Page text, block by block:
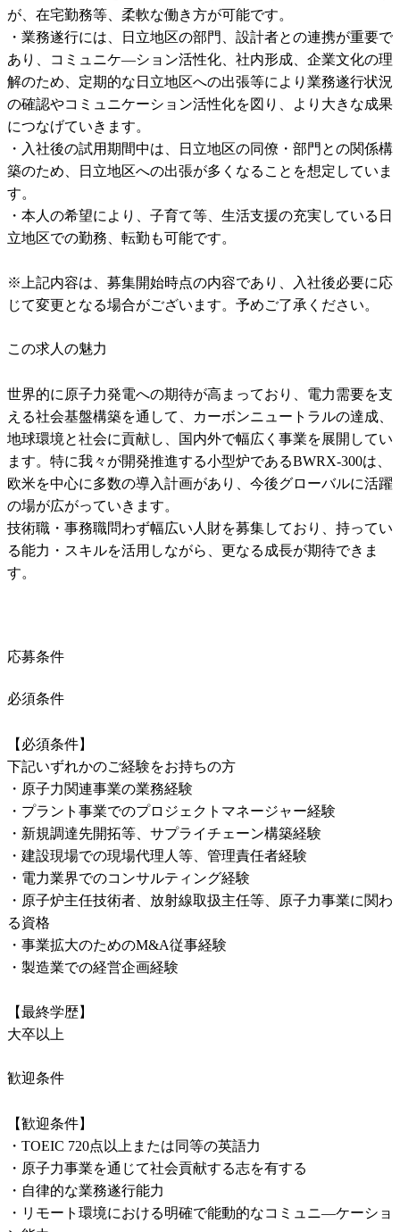
が、在宅勤務等、柔軟な働き方が可能です。
・業務遂行には、日立地区の部門、設計者との連携が重要で
あり、コミュニケ―ション活性化、社内形成、企業文化の理
解のため、定期的な日立地区への出張等により業務遂行状況
の確認やコミュニケーション活性化を図り、より大きな成果
につなげていきます。
・入社後の試用期間中は、日立地区の同僚・部門との関係構
築のため、日立地区への出張が多くなることを想定していま
す。
・本人の希望により、子育て等、生活支援の充実している日
立地区での勤務、転勤も可能です。
※上記内容は、募集開始時点の内容であり、入社後必要に応
じて変更となる場合がございます。予めご了承ください。
この求人の魅力
世界的に原子力発電への期待が高まっており、電力需要を支
える社会基盤構築を通して、カーボンニュートラルの達成、
地球環境と社会に貢献し、国内外で幅広く事業を展開してい
ます。特に我々が開発推進する小型炉であるBWRX-300は、
欧米を中心に多数の導入計画があり、今後グローバルに活躍
の場が広がっていきます。
技術職・事務職問わず幅広い人財を募集しており、持ってい
る能力・スキルを活用しながら、更なる成長が期待できま
す。
応募条件
必須条件
【必須条件】
下記いずれかのご経験をお持ちの方
・原子力関連事業の業務経験
・プラント事業でのプロジェクトマネージャー経験
・新規調達先開拓等、サプライチェーン構築経験
・建設現場での現場代理人等、管理責任者経験
・電力業界でのコンサルティング経験
・原子炉主任技術者、放射線取扱主任等、原子力事業に関わ
る資格
・事業拡大のためのM&A従事経験
・製造業での経営企画経験
【最終学歴】
歓迎条件
【歓迎条件】
・TOEIC 720点以上または同等の英語力
・原子力事業を通じて社会貢献する志を有する
・自律的な業務遂行能力
・リモート環境における明確で能動的なコミュニ―ケーショ